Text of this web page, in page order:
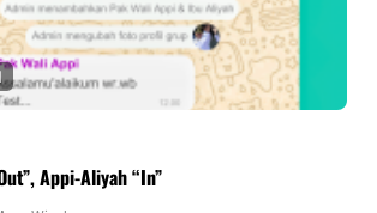
Appi-Aliyah “In”